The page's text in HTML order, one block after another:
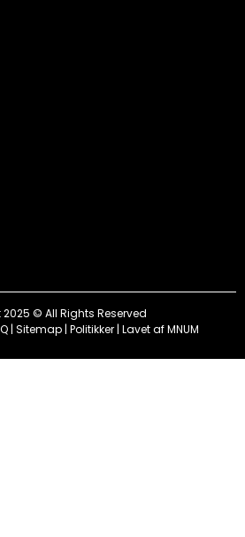
© All Rights Reserved
| Sitemap| Politikker| Lavet afMNUM